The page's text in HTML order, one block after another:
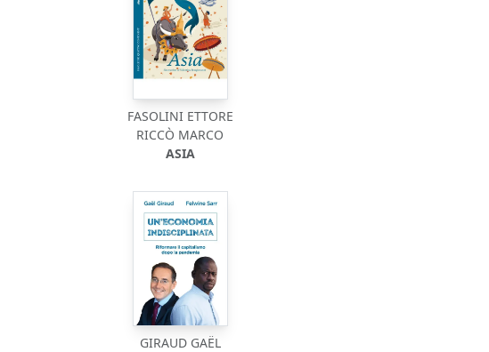
FASOLINI ETTORE
RICCÒ MARCO
ASIA
GIRAUD GAËL